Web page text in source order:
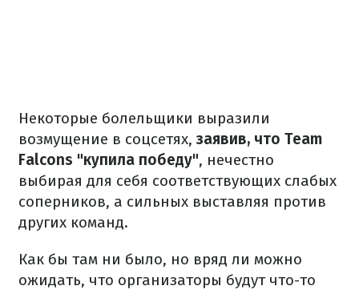
Некоторые болельщики выразили
возмущение в соцсетях,заявив, что Team
Falcons "купила победу", нечестно
выбирая для себя соответствующих слабых
соперников, а сильных выставляя против
других команд.
Как бы там ни было, но вряд ли можно
ожидать, что организаторы будут что-то